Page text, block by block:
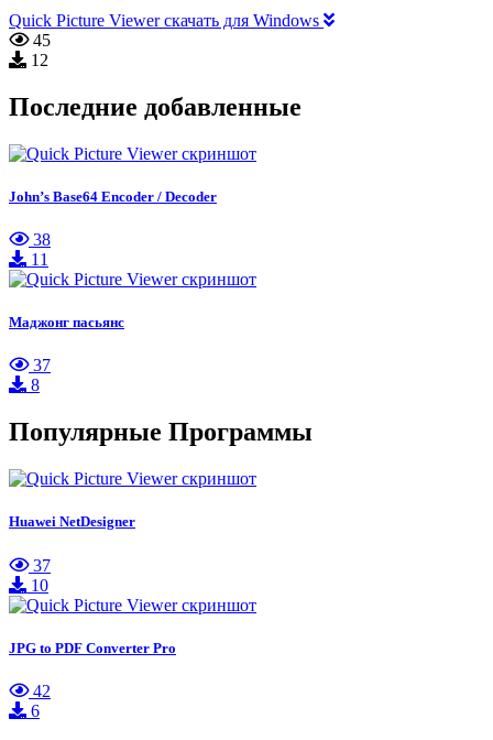
Quick Picture Viewer скачать для Windows
45
12
Последние добавленные
John’s Base64 Encoder / Decoder
38
11
Маджонг пасьянс
37
8
Популярные Программы
Huawei NetDesigner
37
10
JPG to PDF Converter Pro
42
6